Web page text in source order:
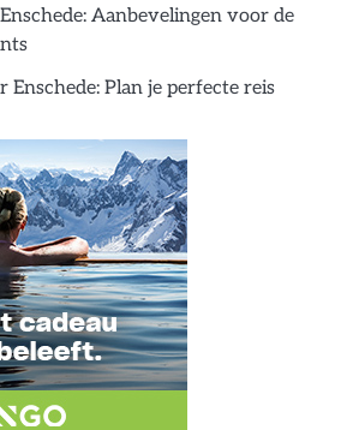
Aanbevelingen voor de
Enschede: Plan je perfecte reis